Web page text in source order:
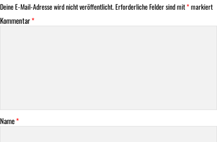
Deine E-Mail-Adresse wird nicht veröffentlicht.Erforderliche Felder sind mit*markiert
Kommentar*
Name*